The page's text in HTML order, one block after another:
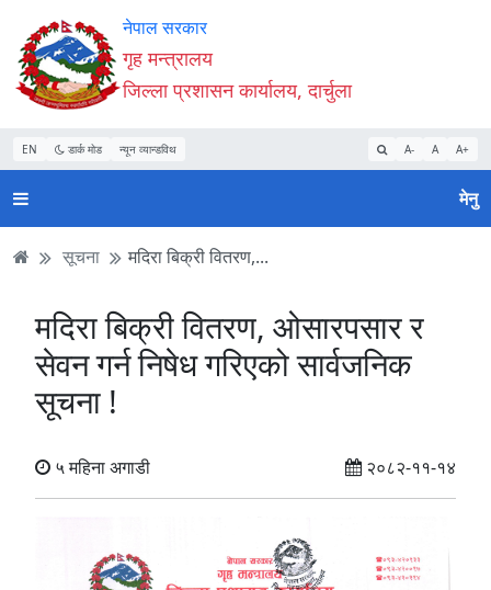
Accessibility
Mode
सुरु
गर्नुहोस्
सामाग्री
पढ्नुहाेस्
नेभिगेसन
पढ्नुहाेस्
वेबसाइट
खोजमा
जानुहोस्
नेपाल सरकार
गृह मन्त्रालय
जिल्ला प्रशासन कार्यालय, दार्चुला
EN डार्क मोड न्यून व्यान्डविथ A- A A+
मेनु
सूचना मदिरा बिक्री वितरण,...
मदिरा बिक्री वितरण, ओसारपसार र
सेवन गर्न निषेध गरिएको सार्वजनिक
सूचना !
५ महिना अगाडी २०८२-११-१४